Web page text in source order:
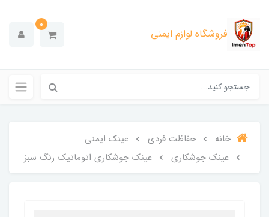
فروشگاه لوازم ایمنی
0
خانه حفاظت فردی
عینک ایمنی
عینک جوشکاری
عینک جوشکاری اتوماتیک رنگ سبز